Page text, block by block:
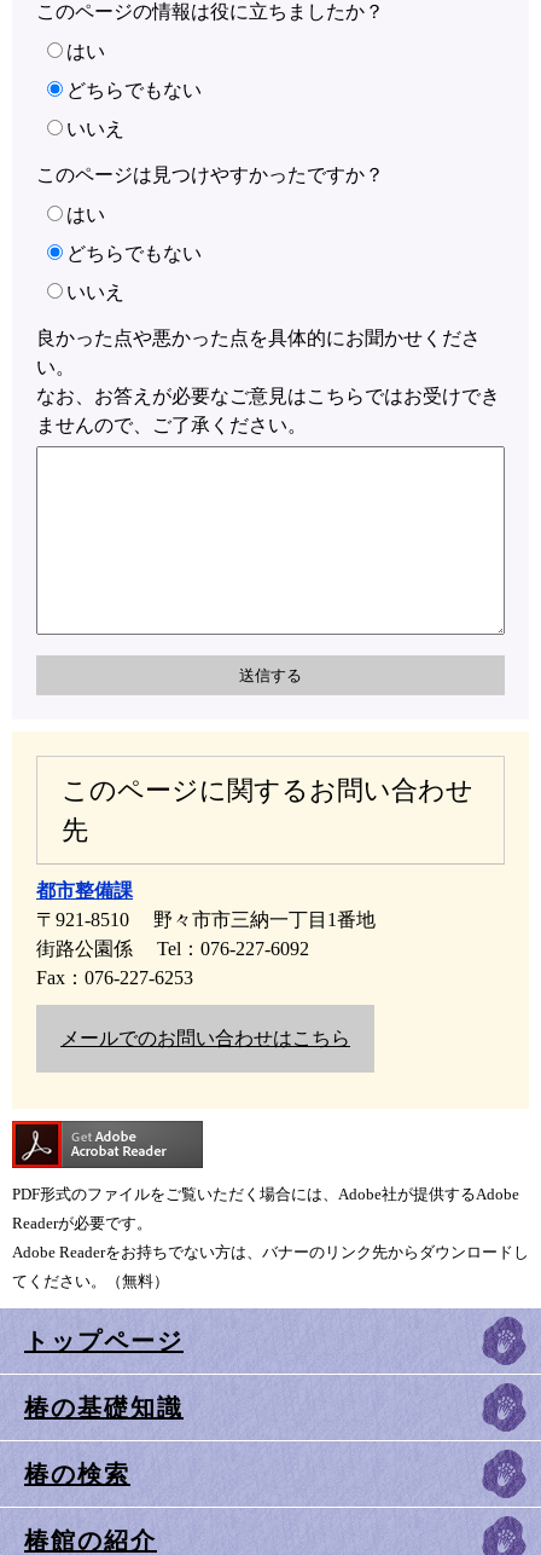
このページの情報は役に立ちましたか？
はい
どちらでもない
いいえ
このページは見つけやすかったですか？
はい
どちらでもない
いいえ
良かった点や悪かった点を具体的にお聞かせくださ
い。
なお、お答えが必要なご意見はこちらではお受けでき
ませんので、ご了承ください。
このページに関するお問い合わせ
先
都市整備課
〒921-8510
野々市市三納一丁目1番地
街路公園係
Tel：076-227-6092
Fax：076-227-6253
メールでのお問い合わせはこちら
PDF形式のファイルをご覧いただく場合には、Adobe社が提供するAdobe
Readerが必要です。
Adobe Readerをお持ちでない方は、バナーのリンク先からダウンロードし
てください。（無料）
トップページ
椿の基礎知識
椿の検索
椿館の紹介